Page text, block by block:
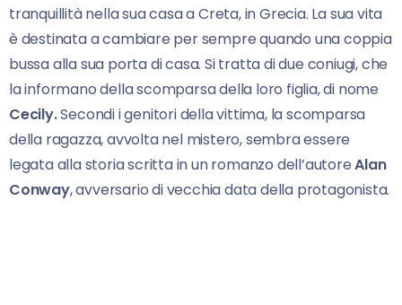
tranquillità nella sua casa a Creta, in Grecia. La sua vita
è destinata a cambiare per sempre quando una coppia
bussa alla sua porta di casa. Si tratta di due coniugi, che
la informano della scomparsa della loro figlia, di nome
Cecily.Secondi i genitori della vittima, la scomparsa
della ragazza, avvolta nel mistero, sembra essere
legata alla storia scritta in un romanzo dell’autoreAlan
Conway, avversario di vecchia data della protagonista.